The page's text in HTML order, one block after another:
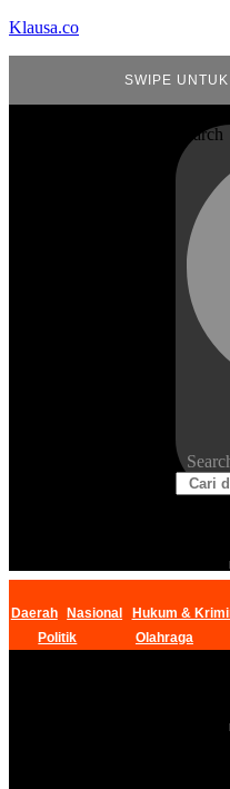
Klausa.co
SWIPE
Search
Daerah Nasional Hukum &
Politik
Olahraga